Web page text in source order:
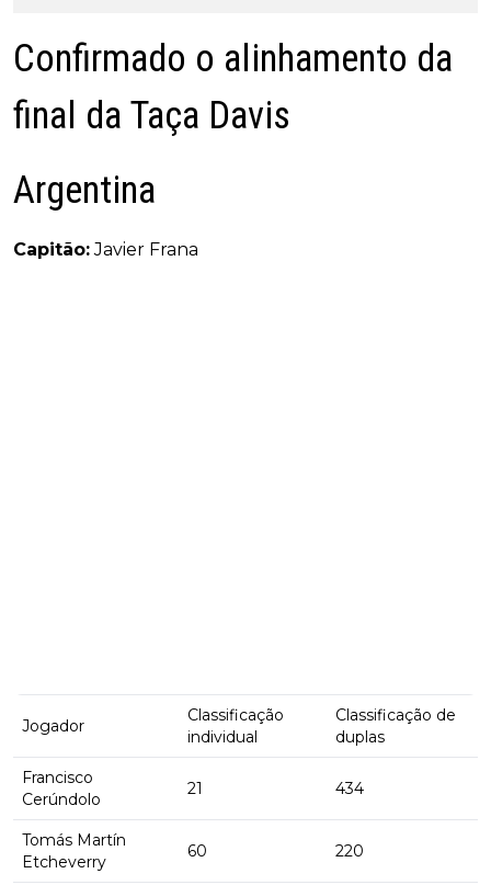
Confirmado o alinhamento da
final da Taça Davis
Argentina
Capitão:Javier Frana
Jogador
Classificação
individual
Classificação de
duplas
Francisco
Cerúndolo
21 434
Tomás Martín
Etcheverry
60 220